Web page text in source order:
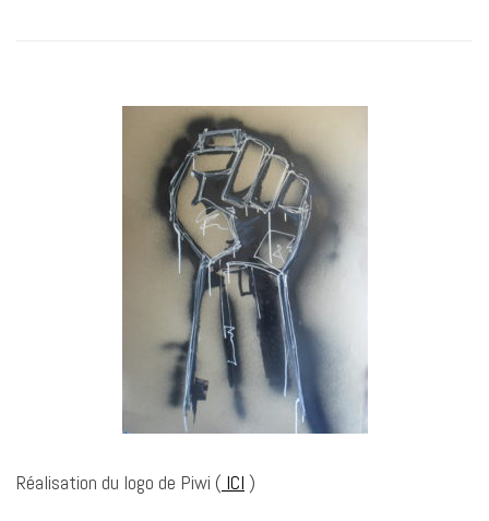
Réalisation du logo de Piwi ( ICI )